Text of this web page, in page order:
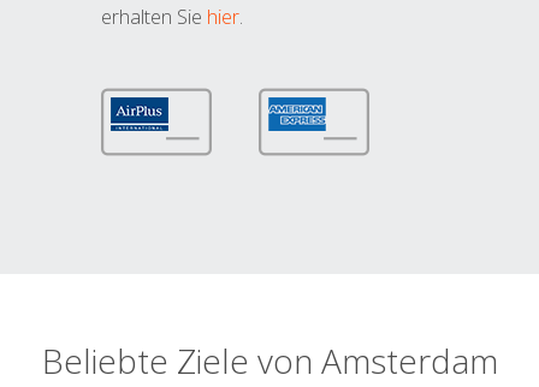
erhalten Sie hier.
Beliebte Ziele von Amsterdam